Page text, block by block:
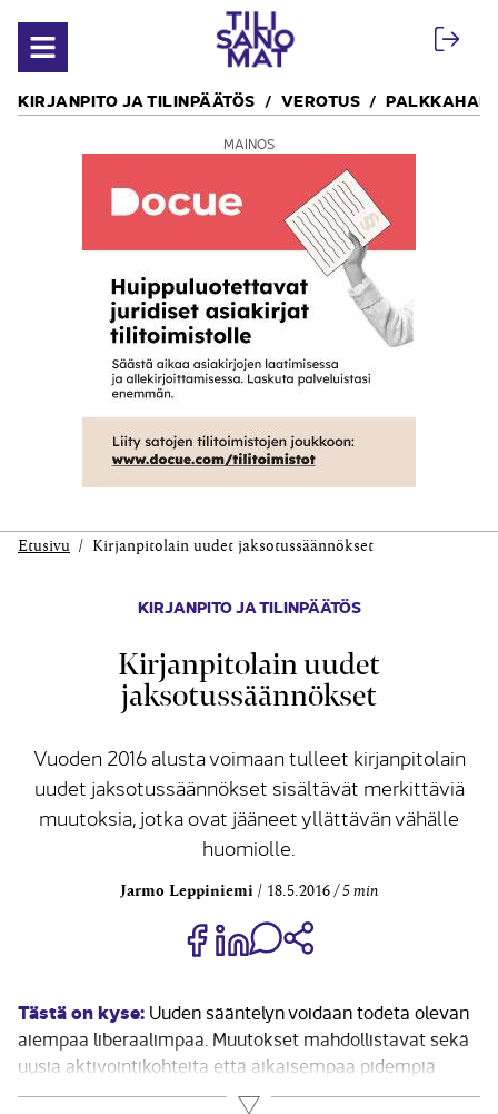
Avaa valikko
KIRJANPITO JA TILINPÄÄTÖS VEROTUS
MAINOS
Etusivu Kirjanpitolain uudet jaksotussäännökset
KIRJANPITO JA TILINPÄÄTÖS
Kirjanpitolain uudet
jaksotussäännökset
Vuoden 2016 alusta voimaan tulleet kirjanpitolain
uudet jaksotussäännökset sisältävät merkittäviä
muutoksia, jotka ovat jääneet yllättävän vähälle
huomiolle.
Jarmo Leppiniemi 18.5.2016 5 min
Jaa Share on Facebook
Jaa Share on LinkedIn
Jaa WhatsApp-viestinä
Tästä on kyse: Uuden sääntelyn voidaan todeta olevan
aiempaa liberaalimpaa. Muutokset mahdollistavat sekä
uusia aktivointikohteita että aikaisempaa pidempiä
poistoaikoja. Hankintamenon sisältöön tuli kaksi
Lue lisää